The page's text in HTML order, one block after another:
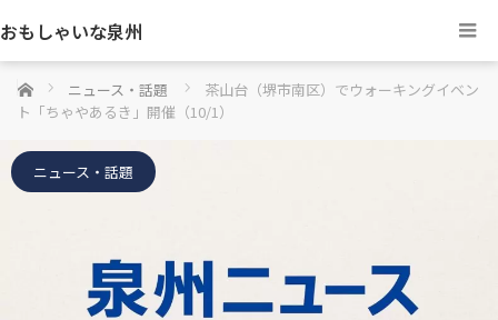
おもしゃいな泉州
ホーム ニュース・話題
茶山台（堺市南区）でウォーキングイベン
ト「ちゃやあるき」開催（10/1）
ニュース・話題